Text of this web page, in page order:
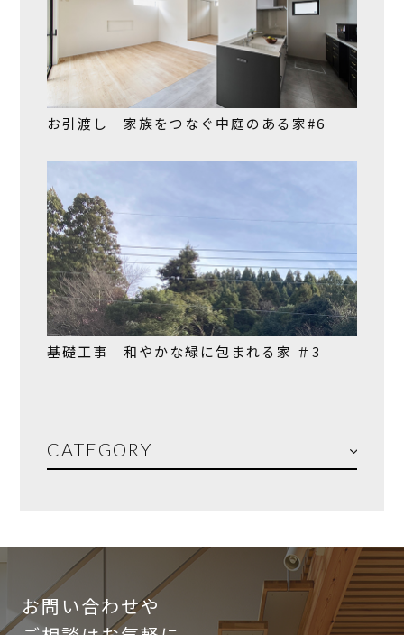
お引渡し｜家族をつなぐ中庭のある家#6
基礎工事｜和やかな緑に包まれる家 ＃3
CATEGORY
お問い合わせや